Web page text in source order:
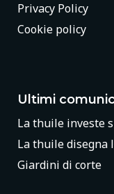
Privacy Policy
Cookie policy
Ultimi
La thuile investe
La thuile disegna
Giardini di corte